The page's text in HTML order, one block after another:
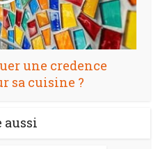
une credence
sa cuisine ?
aussi